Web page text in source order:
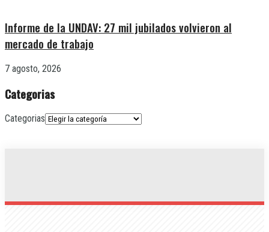
Informe de la UNDAV: 27 mil jubilados volvieron al
mercado de trabajo
7 agosto, 2026
Categorias
Categorias